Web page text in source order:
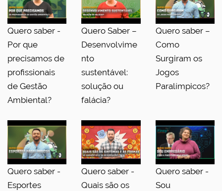
Quero saber -
Por que
precisamos de
profissionais
de Gestão
Ambiental?
Quero Saber –
Desenvolvime
nto
sustentável:
solução ou
falácia?
Quero saber –
Como
Surgiram os
Jogos
Paralímpicos?
Quero saber -
Esportes
Quero saber -
Quais são os
Quero saber -
Sou